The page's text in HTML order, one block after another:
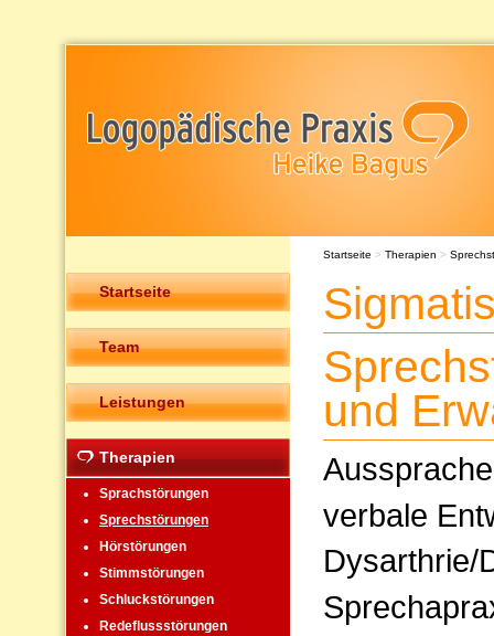
Startseite
Team
Leistungen
Therapien
Sprachstörungen
Sprechstörungen
Hörstörungen
Stimmstörungen
Schluckstörungen
Redeflussstörungen
Startseite > Therapien >
und
verbale
Dysarthrie/